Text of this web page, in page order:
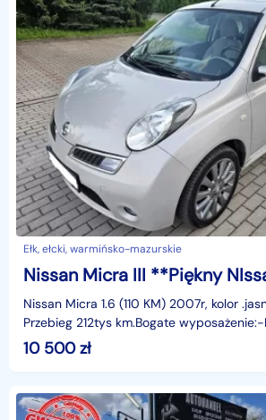
Ełk, ełcki, warmińsko-mazurskie
Nissan Micra 1.6 (110 KM) 2007r, kolor
Przebieg 212tys km.Bogate
C. zamek-4 x Airbag-El. lusterka-Radio-
10 500zł